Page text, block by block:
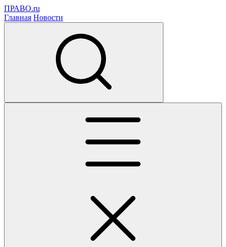
ПРАВО.ru
Главная Новости